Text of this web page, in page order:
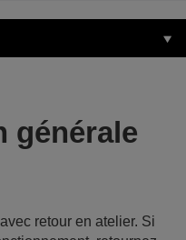
générale
retour en atelier. Si